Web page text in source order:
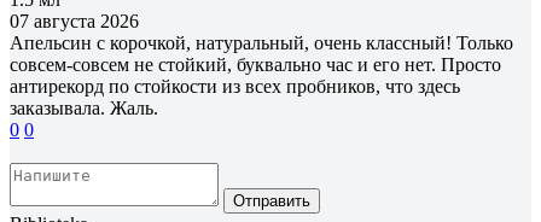
07 августа 2026
Апельсин с корочкой, натуральный, очень классный! Только
совсем-совсем не стойкий, буквально час и его нет. Просто
антирекорд по стойкости из всех пробников, что здесь
заказывала. Жаль.
0 0
Отправить